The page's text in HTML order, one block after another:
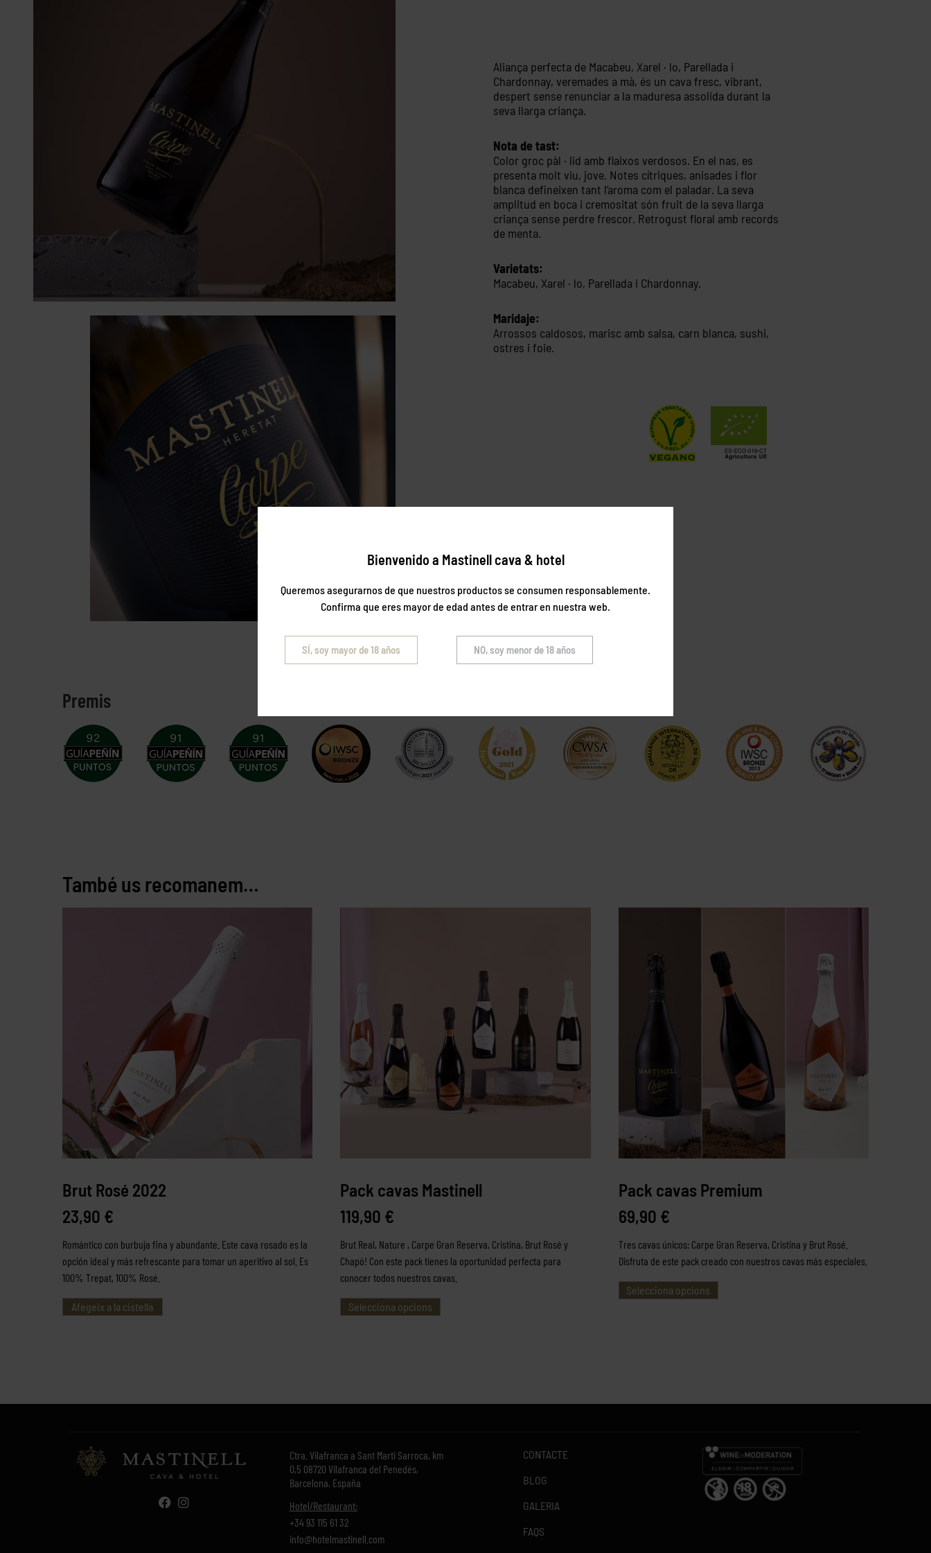
Aliança perfecta de Macabeu, Xarel · lo, Parellada i
Chardonnay, veremades a mà, és un cava fresc, vibrant,
despert sense renunciar a la maduresa assolida durant la
seva llarga criança.
Nota de tast:
Color groc pàl · lid amb flaixos verdosos. En el nas, es
presenta molt viu, jove. Notes cítriques, anisades i flor
blanca defineixen tant l’aroma com el paladar. La seva
amplitud en boca i cremositat són fruit de la seva llarga
criança sense perdre frescor. Retrogust floral amb records
de menta.
Varietats:
Macabeu, Xarel · lo, Parellada i Chardonnay.
Maridaje:
Arrossos caldosos, marisc amb salsa, carn blanca, sushi,
ostres i foie.
Premis
També us recomanem…
Brut Rosé 2022
23,90 €
Romántico con burbuja fina y abundante. Este cava rosado es la
opción ideal y más refrescante para tomar un aperitivo al sol. Es
100% Trepat, 100% Rosé.
Afegeix a la cistella
Pack cavas Mastinell
119,90 €
Brut Real, Nature , Carpe Gran Reserva, Cristina, Brut Rosé y
Chapó! Con este pack tienes la oportunidad perfecta para
conocer todos nuestros cavas.
Selecciona opcions
Pack cavas Premium
69,90 €
Tres cavas únicos: Carpe Gran Reserva, Cristina y Brut Rosé.
Disfruta de este pack creado con nuestros cavas más especiales.
Selecciona opcions
Ctra. Vilafranca a Sant Marti Sarroca, km
0,5 08720 Vilafranca del Penedés,
Barcelona, España
Hotel/Restaurant:
+34 93 115 61 32
info@hotelmastinell.com
CONTACTE
BLOG
GALERIA
FAQS
Bienvenido a Mastinell cava & hotel
Queremos asegurarnos de que nuestros productos se consumen responsablemente.
Confirma que eres mayor de edad antes de entrar en nuestra web.
SÍ, soy mayor de 18 años NO, soy menor de 18 años